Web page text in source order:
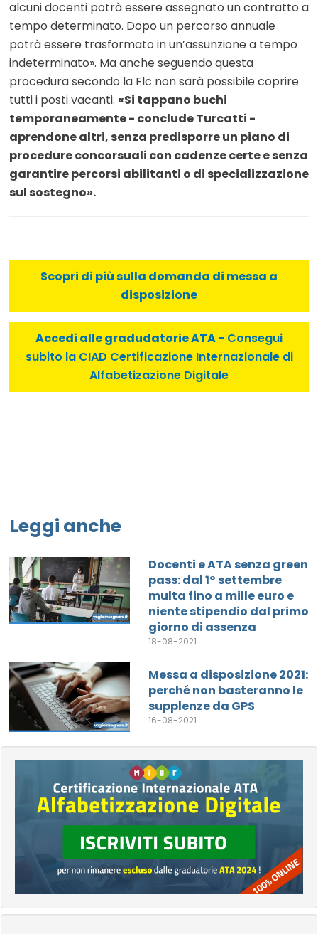
alcuni docenti potrà essere assegnato un contratto a
tempo determinato. Dopo un percorso annuale
potrà essere trasformato in un’assunzione a tempo
indeterminato». Ma anche seguendo questa
procedura secondo la Flc non sarà possibile coprire
tutti i posti vacanti. «Si tappano buchi
temporaneamente - conclude Turcatti -
aprendone altri, senza predisporre un piano di
procedure concorsuali con cadenze certe e senza
garantire percorsi abilitanti o di specializzazione
sul sostegno».
Scopri di più sulla domanda di messa a
disposizione
Accedi alle gradudatorie ATA- Consegui
subito la CIAD Certificazione Internazionale di
Alfabetizazione Digitale
Leggi anche
Docenti e ATA senza green
pass: dal 1° settembre
multa fino a mille euro e
niente stipendio dal primo
giorno di assenza
18-08-2021
Messa a disposizione 2021:
perché non basteranno le
supplenze da GPS
16-08-2021